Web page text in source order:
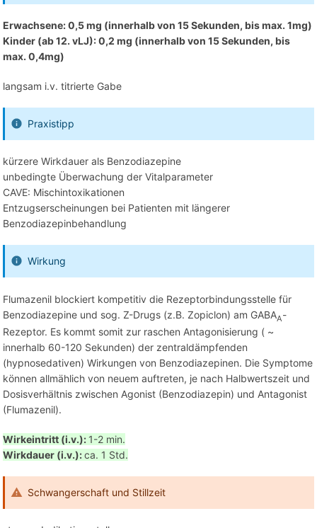
Erwachsene: 0,5 mg (innerhalb von 15 Sekunden, bis max. 1mg)
Kinder (ab 12. vLJ): 0,2 mg (innerhalb von 15 Sekunden, bis
max. 0,4mg)
langsam i.v. titrierte Gabe
Praxistipp
kürzere Wirkdauer als Benzodiazepine
unbedingte Überwachung der Vitalparameter
CAVE: Mischintoxikationen
Entzugserscheinungen bei Patienten mit längerer
Benzodiazepinbehandlung
Wirkung
Flumazenil blockiert kompetitiv die Rezeptorbindungsstelle für
Benzodiazepine und sog. Z-Drugs (z.B. Zopiclon) am GABAA-
Rezeptor. Es kommt somit zur raschen Antagonisierung ( ~
innerhalb 60-120 Sekunden) der zentraldämpfenden
(hypnosedativen) Wirkungen von Benzodiazepinen. Die Symptome
können allmählich von neuem auftreten, je nach Halbwertszeit und
Dosisverhältnis zwischen Agonist (Benzodiazepin) und Antagonist
(Flumazenil).
Wirkeintritt (i.v.): 1-2 min.
Wirkdauer (i.v.):ca. 1 Std.
Schwangerschaft und Stillzeit